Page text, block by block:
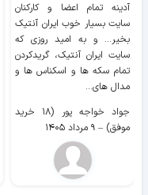
آدینه تمام اعضا و کارکنان
سایت بسیار خوب ايران آنتیک
بخیر... و به امید روزی که
سایت ايران آنتیک، گریدکردن
تمام سکه ها و اسکناس ها و
مدال های...
جواد خواجه پور (۱۸ خرید
موفق) – ۹ مرداد ۱۴۰۵